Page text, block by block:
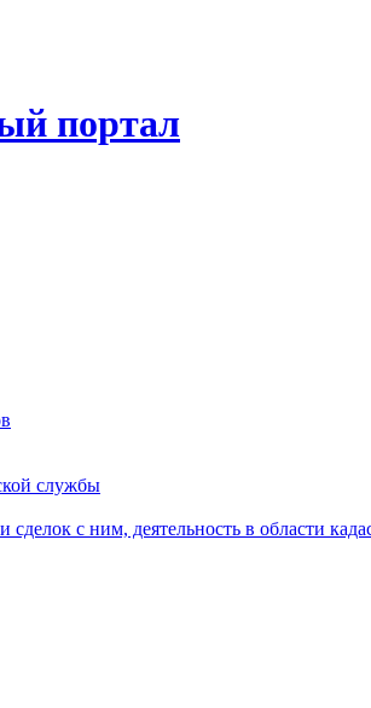
портал
службы
с ним, деятельность в области